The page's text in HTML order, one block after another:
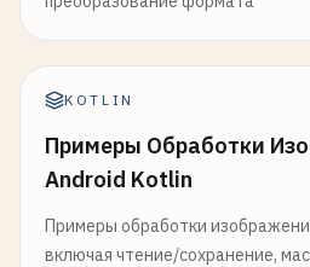
KOTLIN
Примеры Обработки
Android Kotlin
Примеры обработки
включая чтение/сохранение,